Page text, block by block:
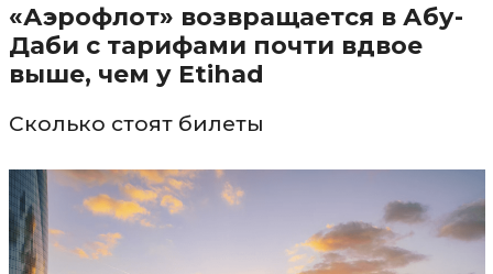
«Аэрофлот» возвращается в Абу-
Даби с тарифами почти вдвое
выше, чем у Etihad
Сколько стоят билеты